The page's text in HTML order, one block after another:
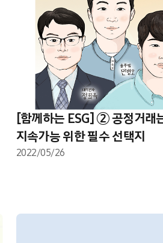
[함께하는 ESG] ② 공정거래
지속가능 위한 필수 선택지
2022/05/26